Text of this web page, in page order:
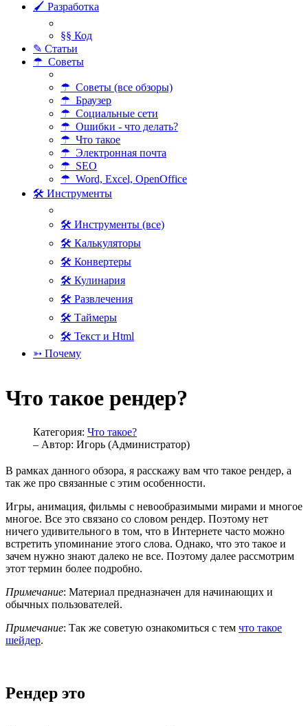
🖌 Разработка
§§ Код
✎ Статьи
☂ Советы
☂ Советы (все обзоры)
☂ Браузер
☂ Социальные сети
☂ Ошибки - что делать?
☂ Что такое
☂ Электронная почта
☂ SEO
☂ Word, Excel, OpenOffice
🛠 Инструменты
🛠 Инструменты (все)
🛠 Калькуляторы
🛠 Конвертеры
🛠 Кулинария
🛠 Развлечения
🛠 Таймеры
🛠 Текст и Html
➳ Почему
Что такое рендер?
Категория: Что такое?
– Автор: Игорь (Администратор)
В рамках данного обзора, я расскажу вам что такое рендер, а
так же про связанные с этим особенности.
Игры, анимация, фильмы с невообразимыми мирами и многое
многое. Все это связано со словом рендер. Поэтому нет
ничего удивительного в том, что в Интернете часто можно
встретить упоминание этого слова. Однако, что это такое и
зачем нужно знают далеко не все. Поэтому далее рассмотрим
этот термин более подробно.
Примечание: Материал предназначен для начинающих и
обычных пользователей.
Примечание: Так же советую ознакомиться с тем что такое
шейдер.
Рендер это